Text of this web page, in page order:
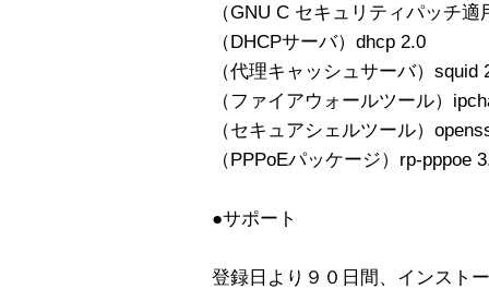
（GNU C セキュリティパッチ
（DHCPサーバ）dhcp 2.0
（代理キャッシュサーバ）squid
（ファイアウォールツール）
（セキュアシェルツール）
（PPPoEパッケージ）rp-pppoe
●サポート
登録日より９０日間、インスト